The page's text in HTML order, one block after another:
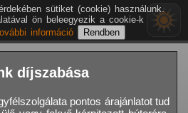
díjszabása
pontos árajánlatot tud
sütiket (cookie) használunk.
ön beleegyezik a cookie-k
információ